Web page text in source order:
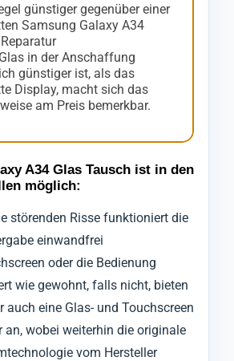
günstiger gegenüber einer
Samsung Galaxy A34
in der Anschaffung
günstiger ist, als das
Display, macht sich das
am Preis bemerkbar.
A34 Glas Tausch ist in den
möglich:
störenden Risse funktioniert die
einwandfrei
oder die Bedienung
wie gewohnt, falls nicht, bieten
auch eine Glas- und Touchscreen
an, wobei weiterhin die originale
vom Hersteller